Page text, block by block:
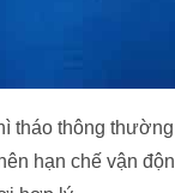
tháo thông
hạn chế vận